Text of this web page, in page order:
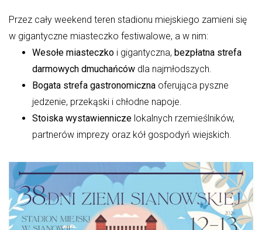
Przez cały weekend teren stadionu miejskiego zamieni się
w gigantyczne miasteczko festiwalowe, a w nim:
Wesołe miasteczko i gigantyczna, bezpłatna strefa
darmowych dmuchańców dla najmłodszych.
Bogata strefa gastronomiczna oferująca pyszne
jedzenie, przekąski i chłodne napoje.
Stoiska wystawiennicze lokalnych rzemieślników,
partnerów imprezy oraz kół gospodyń wiejskich.